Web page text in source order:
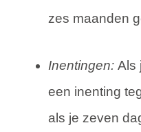
zes maanden
Inentingen: Als
een inenting
als je zeven